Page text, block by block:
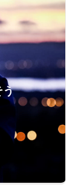
う